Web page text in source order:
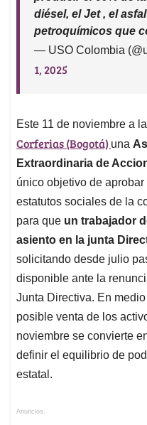
diésel, el Jet , el
petroquímicos que
— USO Colombia
1, 2025
Este 11 de noviembre a
Corferias (Bogotá) una
Extraordinaria de
único objetivo de
estatutos sociales de la
para que un trabajador
asiento en la junta
solicitando desde julio
disponible ante la
Junta Directiva. En
posible venta de los
noviembre se convierte
definir el equilibrio de
estatal.
Anuncios.